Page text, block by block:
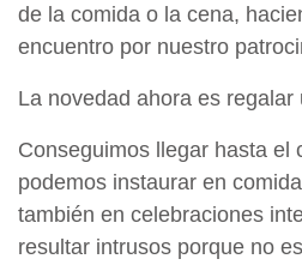
de la comida o la cena,
encuentro por nuestro
La novedad ahora es regalar
Conseguimos llegar hasta el
podemos instaurar en
también en celebraciones
resultar intrusos porque no